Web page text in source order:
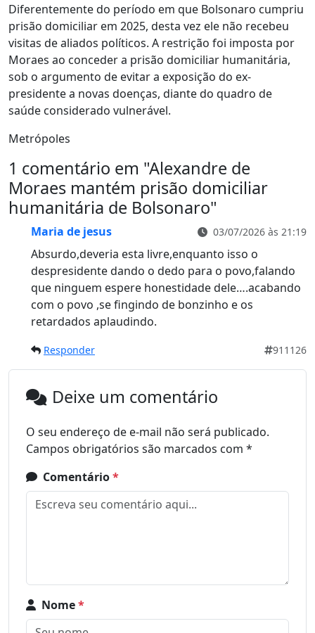
Diferentemente do período em que Bolsonaro cumpriu
prisão domiciliar em 2025, desta vez ele não recebeu
visitas de aliados políticos. A restrição foi imposta por
Moraes ao conceder a prisão domiciliar humanitária,
sob o argumento de evitar a exposição do ex-
presidente a novas doenças, diante do quadro de
saúde considerado vulnerável.
Metrópoles
1 comentário em "Alexandre de
Moraes mantém prisão domiciliar
humanitária de Bolsonaro"
Maria de jesus 03/07/2026 às 21:19
Absurdo,deveria esta livre,enquanto isso o
despresidente dando o dedo para o povo,falando
que ninguem espere honestidade dele….acabando
com o povo ,se fingindo de bonzinho e os
retardados aplaudindo.
Responder 911126
Deixe um comentário
O seu endereço de e-mail não será publicado.
Campos obrigatórios são marcados com *
Comentário*
Nome*